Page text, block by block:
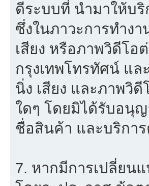
ดีระบบที่ นำมาให้บ
ซึ่งในภาวะการทำง
เสียง หรือภาพวิดีโ
กรุงเทพโทรทัศน์ แ
นิ่ง เสียง และภาพวิ
ใดๆ โดยมิได้รับอนุ
ชื่อสินค้า และบริกา
7. หากมีการเปลี่ยน